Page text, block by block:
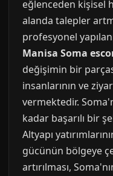
eğlenceden kişisel
alanda talepler
profesyonel
Manisa Soma
değişimin bir
insanlarının ve
vermektedir.
kadar başarılı bir
Altyapı
gücünün bölgeye
artırılması,